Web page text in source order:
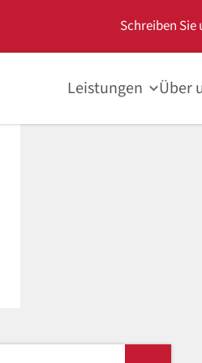
Schreiben Sie
Leistungen Über